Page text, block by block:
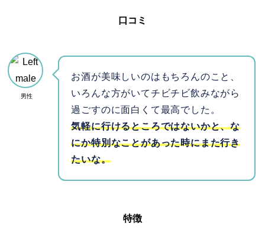
口コミ
男性
お酒が美味しいのはもちろんのこと、
いろんな方がいてチビチビ飲みながら
過ごすのに面白くて最高でした。
気軽に行けるところではないかと、な
にか特別なことがあった時にまた行き
たいな。
特徴